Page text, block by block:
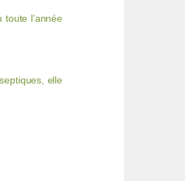
l’année
elle